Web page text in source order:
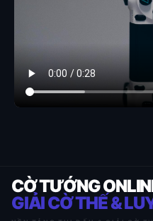
CỜ TƯỚNG
GIẢI CỜ THẾ &